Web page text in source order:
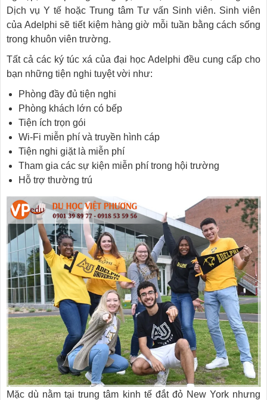
Dịch vụ Y tế hoặc Trung tâm Tư vấn Sinh viên. Sinh viên
của Adelphi sẽ tiết kiệm hàng giờ mỗi tuần bằng cách sống
trong khuôn viên trường.
Tất cả các ký túc xá của đại học Adelphi đều cung cấp cho
bạn những tiện nghi tuyệt vời như:
Phòng đầy đủ tiện nghi
Phòng khách lớn có bếp
Tiện ích trọn gói
Wi-Fi miễn phí và truyền hình cáp
Tiện nghi giặt là miễn phí
Tham gia các sự kiện miễn phí trong hội trường
Hỗ trợ thường trú
Mặc dù nằm tại trung tâm kinh tế đắt đỏ New York nhưng